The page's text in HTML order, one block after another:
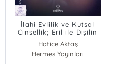
İlahi Evlilik ve Kutsal
Cinsellik; Eril ile Dişilin
Kutsal Buluşması, Tantra,
Ruhsal Cinsellik
Hatice Aktaş
Hermes Yayınları